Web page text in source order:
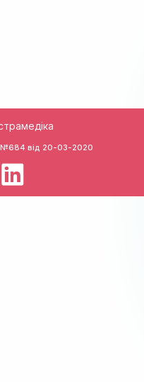
№684 від 20-03-2020